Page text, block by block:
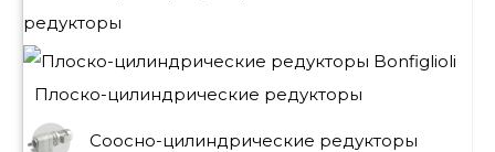
редукторы
Плоско-цилиндрические редукторы
Соосно-цилиндрические редукторы